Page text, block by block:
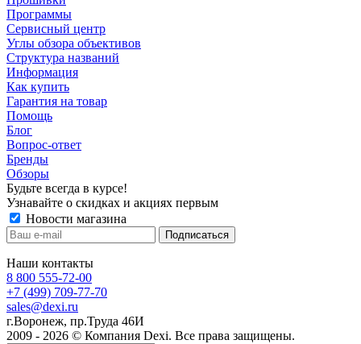
Программы
Сервисный центр
Углы обзора объективов
Структура названий
Информация
Как купить
Гарантия на товар
Помощь
Блог
Вопрос-ответ
Бренды
Обзоры
Будьте всегда в курсе!
Узнавайте о скидках и акциях первым
Новости магазина
Наши контакты
8 800 555-72-00
+7 (499) 709-77-70
sales@dexi.ru
г.Воронеж, пр.Труда 46И
2009 - 2026 © Компания Dexi. Все права защищены.